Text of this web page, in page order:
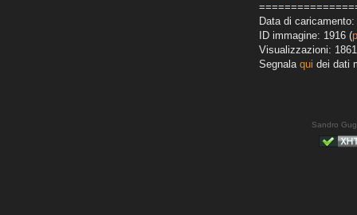
Data di
ID immagine: 1916 (
Visualizzazioni: 1861
Segnala qui dei dati
Sandro